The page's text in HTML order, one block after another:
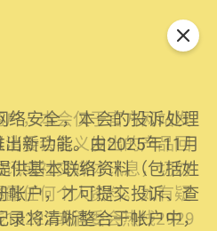
，本会仅于官方网站发
委会名义发出的产品回
或社交媒体讯息，切勿
任何个人资料。如有疑
或消委会热线2929
络安全，本会的投诉处理
新功能。由2025年11月
供基本联络资料（包括姓
帐户，才可提交投诉、查
将清晰整合于帐户中，
关闭